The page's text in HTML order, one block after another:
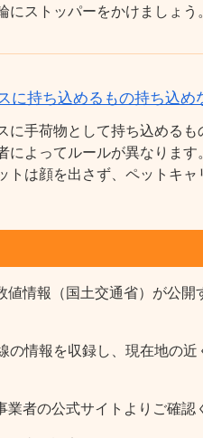
にストッパーをかけましょう。
に持ち込めるもの持ち込め
に手荷物として持ち込める
によってルールが異なります。
トは顔を出さず、ペットキャ
情報（国土交通省）が公開
情報を収録し、現在地の
者の公式サイトよりご確認